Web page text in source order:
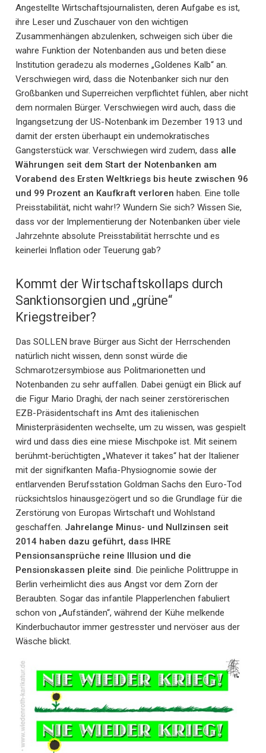
Angestellte Wirtschaftsjournalisten, deren Aufgabe es ist,
ihre Leser und Zuschauer von den wichtigen
Zusammenhängen abzulenken, schweigen sich über die
wahre Funktion der Notenbanden aus und beten diese
Institution geradezu als modernes „Goldenes Kalb“ an.
Verschwiegen wird, dass die Notenbanker sich nur den
Großbanken und Superreichen verpflichtet fühlen, aber nicht
dem normalen Bürger. Verschwiegen wird auch, dass die
Ingangsetzung der US-Notenbank im Dezember 1913 und
damit der ersten überhaupt ein undemokratisches
Gangsterstück war. Verschwiegen wird zudem, dass alle
Währungen seit dem Start der Notenbanken am
Vorabend des Ersten Weltkriegs bis heute zwischen 96
und 99 Prozent an Kaufkraft verloren haben. Eine tolle
Preisstabilität, nicht wahr!? Wundern Sie sich? Wissen Sie,
dass vor der Implementierung der Notenbanken über viele
Jahrzehnte absolute Preisstabilität herrschte und es
keinerlei Inflation oder Teuerung gab?
Kommt der Wirtschaftskollaps durch
Sanktionsorgien und „grüne“
Kriegstreiber?
Das SOLLEN brave Bürger aus Sicht der Herrschenden
natürlich nicht wissen, denn sonst würde die
Schmarotzersymbiose aus Politmarionetten und
Notenbanden zu sehr auffallen. Dabei genügt ein Blick auf
die Figur Mario Draghi, der nach seiner zerstörerischen
EZB-Präsidentschaft ins Amt des italienischen
Ministerpräsidenten wechselte, um zu wissen, was gespielt
wird und dass dies eine miese Mischpoke ist. Mit seinem
berühmt-berüchtigten „Whatever it takes“ hat der Italiener
mit der signifkanten Mafia-Physiognomie sowie der
entlarvenden Berufsstation Goldman Sachs den Euro-Tod
rücksichtslos hinausgezögert und so die Grundlage für die
Zerstörung von Europas Wirtschaft und Wohlstand
geschaffen. Jahrelange Minus- und Nullzinsen seit
2014 haben dazu geführt, dass IHRE
Pensionsansprüche reine Illusion und die
Pensionskassen pleite sind. Die peinliche Polittruppe in
Berlin verheimlicht dies aus Angst vor dem Zorn der
Beraubten. Sogar das infantile Plapperlenchen fabuliert
schon von „Aufständen“, während der Kühe melkende
Kinderbuchautor immer gestresster und nervöser aus der
Wäsche blickt.